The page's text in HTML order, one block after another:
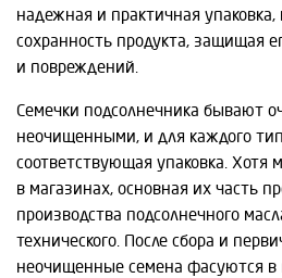
надежная и практичная упаковка,
сохранность продукта, защищая
и повреждений.
Семечки подсолнечника бывают
неочищенными, и для каждого
соответствующая упаковка. Хотя
в магазинах, основная их часть
производства подсолнечного
технического. После сбора и
неочищенные семена фасуются в